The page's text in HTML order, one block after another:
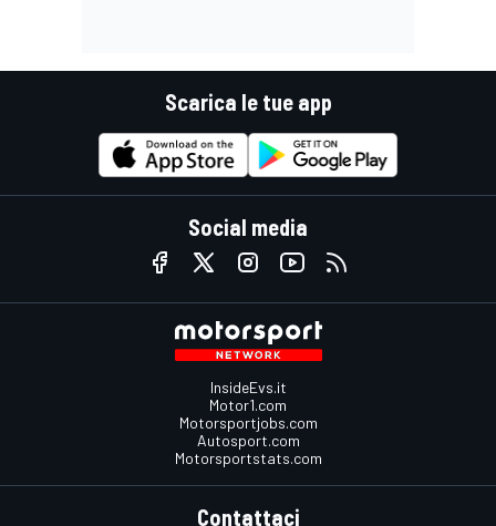
Scarica le tue app
Social media
InsideEvs.it
Motor1.com
Motorsportjobs.com
Autosport.com
Motorsportstats.com
Contattaci